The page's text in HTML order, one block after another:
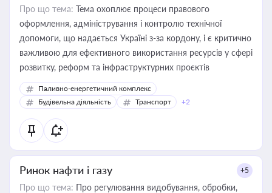
Про що тема: Тема охоплює процеси правового
оформлення, адміністрування і контролю технічної
допомоги, що надається Україні з-за кордону, і є критично
важливою для ефективного використання ресурсів у сфері
розвитку, реформ та інфраструктурних проєктів
Паливно-енергетичний комплекс
Будівельна діяльність
Транспорт +2
Ринок нафти і газу +5
Про що тема: Про регулювання видобування, обробки,